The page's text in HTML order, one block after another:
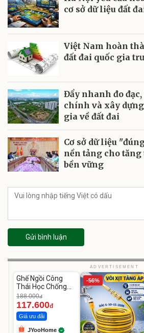
cơ sở dữ liệu đất
Việt Nam hoàn
đất đai quốc gia
Đẩy nhanh đo
chính và xây
gia về đất đai
Cơ sở dữ liệu
nền tảng cho
bền vững
Gửi bình luận
ADVERTISEMENT
-37%
Ghế Ngồi Công
Thái Học Chống
Mỏi Lưng
188.000đ
117.600đ
Giá ưu đãi
JYooHome
-56%